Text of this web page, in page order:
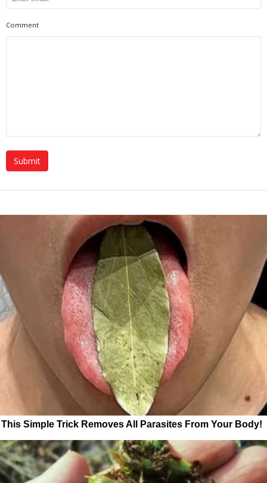
Comment
This Simple Trick Removes All Parasites From Your Body!